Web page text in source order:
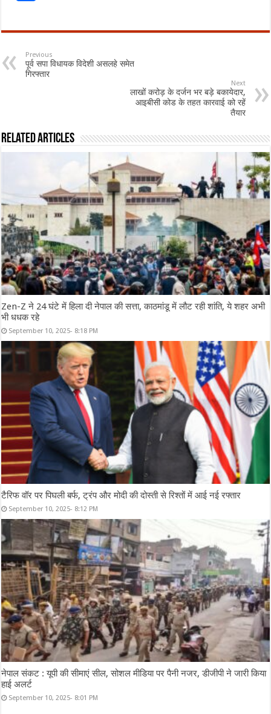
Previous
पूर्व सपा विधायक विदेशी असलहे समेत
गिरफ्तार
Next
लाखों करोड़ के दर्जन भर बड़े बकायेदार,
आइबीसी कोड के तहत कारवाई को रहें
तैयार
Related Articles
Zen-Z ने 24 घंटे में हिला दी नेपाल की सत्ता, काठमांडू में लौट रही शांति, ये शहर अभी
भी धधक रहे
September 10, 2025- 8:18 PM
टैरिफ वॉर पर पिघली बर्फ, ट्रंप और मोदी की दोस्ती से रिश्तों में आई नई रफ्तार
September 10, 2025- 8:12 PM
नेपाल संकट : यूपी की सीमाएं सील, सोशल मीडिया पर पैनी नजर, डीजीपी ने जारी किया
हाई अलर्ट
September 10, 2025- 8:01 PM